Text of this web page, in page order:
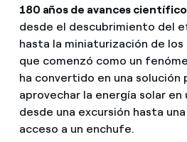
180 años de avances
desde el descubrimiento del
hasta la miniaturización de los
que comenzó como un
ha convertido en una
aprovechar la energía solar en
desde una excursión hasta
acceso a un enchufe.